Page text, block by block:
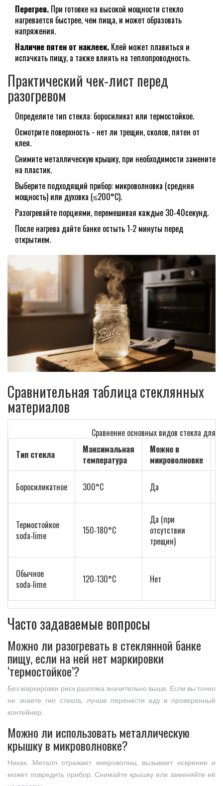
Перегрев. При готовке на высокой мощности стекло
нагревается быстрее, чем пища, и может образовать
напряжения.
Наличие пятен от наклеек. Клей может плавиться и
испачкать пищу, а также влиять на теплопроводность.
Практический чек‑лист перед
разогревом
Определите тип стекла: боросиликат или термостойкое.
Осмотрите поверхность - нет ли трещин, сколов, пятен от
клея.
Снимите металлическую крышку, при необходимости замените
на пластик.
Выберите подходящий прибор: микроволновка (средняя
мощность) или духовка (≤200°C).
Разогревайте порциями, перемешивая каждые 30‑40секунд.
После нагрева дайте банке остыть 1‑2 минуты перед
открытием.
Сравнительная таблица стеклянных
материалов
Сравнение основных видов стекла для
Тип стекла
Максимальная
температура
Можно в
микроволновке
Боросиликатное 300°C Да
Термостойкое
soda‑lime
150‑180°C
Да (при
отсутствии
трещин)
Обычное
soda‑lime
120‑130°C Нет
Часто задаваемые вопросы
Можно ли разогревать в стеклянной банке
пищу, если на ней нет маркировки
‘термостойкое’?
Без маркировки риск разлома значительно выше. Если вы точно
не знаете тип стекла, лучше перенести еду в проверенный
контейнер.
Можно ли использовать металлическую
крышку в микроволновке?
Никак. Металл отражает микроволны, вызывает искрение и
может повредить прибор. Снимайте крышку или заменяйте её